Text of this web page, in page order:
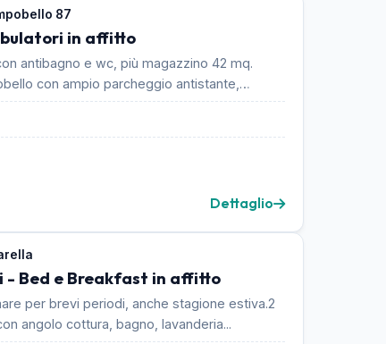
87
in affitto
antibagno e wc, più magazzino 42 mq.
con ampio parcheggio antistante,
Dettaglio
- Bed e Breakfast in affitto
per brevi periodi, anche stagione estiva.2
angolo cottura, bagno, lavanderia...